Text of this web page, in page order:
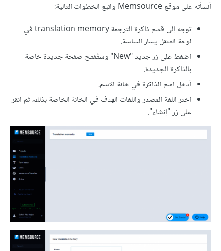
أنشأته على موقع Memsource واتبع الخطوات التالية:
توجه إلى قسم ذاكرة الترجمة translation memory في
لوحة التنقل يسار الشاشة.
اضغط على زر جديد "New" وستُفتح صفحة جديدة خاصة
بالذاكرة الجديدة.
أدخل اسم الذاكرة في خانة الاسم.
اختر اللغة المصدر واللغات الهدف في الخانة الخاصة بذلك، ثم انقر
على زر "إنشاء".